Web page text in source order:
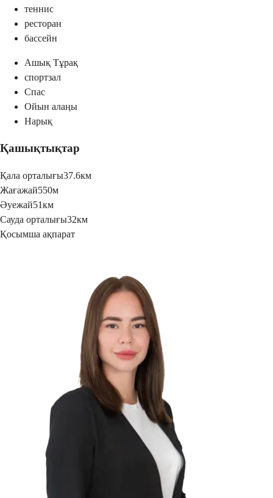
теннис
ресторан
бассейн
Ашық Тұрақ
спортзал
Спас
Ойын алаңы
Нарық
Қашықтықтар
Қала орталығы37.6км
Жағажай550м
Әуежай51км
Сауда орталығы32км
Қосымша ақпарат